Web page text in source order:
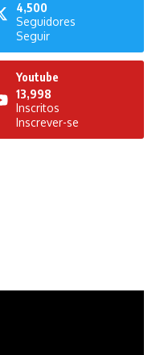
4,500
Seguidores
Seguir
Youtube
13,998
Inscritos
Inscrever-se